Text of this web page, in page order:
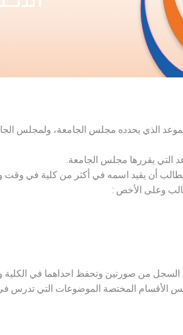
الذي يحدده مجلس الجامعة، ولمجلس
التي يقررها مجلس الجامعة.
للطالب أن يقيد اسمه في أكثر من كلية في وقت
وعلى الأخص :
من صورتين وتحفظ احداهما في الكلية
الأقسام المختصة الموضوعات التي تدرس